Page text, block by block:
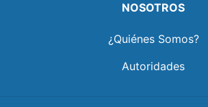
NOSOTROS
¿Quiénes Somos?
Autoridades